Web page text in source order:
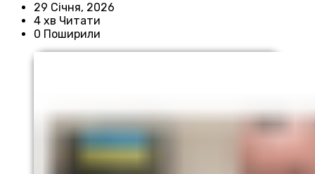
29 Січня, 2026
4 хв Читати
0 Поширили